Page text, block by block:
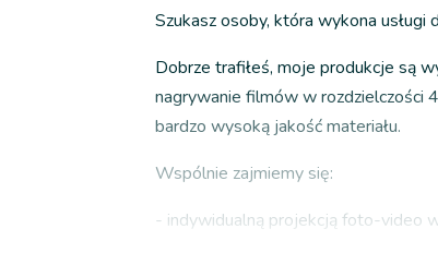
Szukasz osoby, która wykona usługi
Dobrze trafiłeś, moje produkcje są
nagrywanie filmów w rozdzielczości
bardzo wysoką jakość materiału.
Wspólnie zajmiemy się:
- indywidualną projekcją foto-video